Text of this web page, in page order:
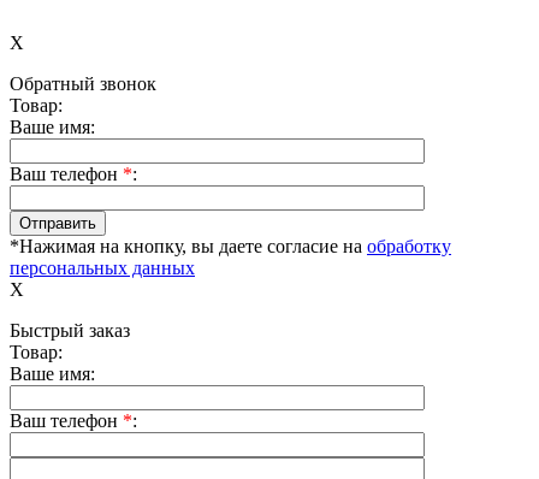
X
Обратный звонок
Товар:
Ваше имя:
Ваш телефон *:
*Нажимая на кнопку, вы даете согласие на обработку
персональных данных
X
Быстрый заказ
Товар:
Ваше имя:
Ваш телефон *: